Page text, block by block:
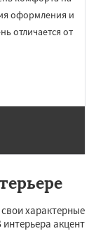
оформления и
отличается от
характерные
акцент